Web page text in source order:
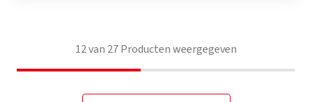
12van 27Producten weergegeven